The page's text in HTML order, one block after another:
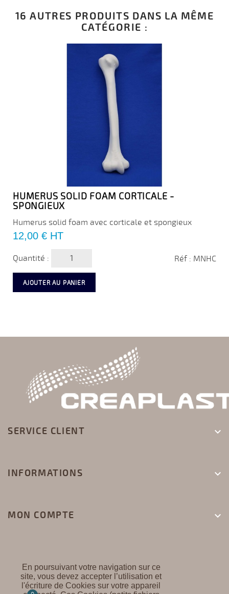
16 AUTRES PRODUITS DANS LA MÊME
CATÉGORIE :
HUMERUS SOLID FOAM CORTICALE -
SPONGIEUX
Humerus solid foam avec corticale et spongieux
Prix
12,00 € HT
Quantité : Réf : MNHC
AJOUTER AU PANIER
SERVICE CLIENT 
INFORMATIONS 
MON COMPTE 
En poursuivant votre navigation sur ce
site, vous devez accepter l’utilisation et
l'écriture de Cookies sur votre appareil
CREAPLAST ©